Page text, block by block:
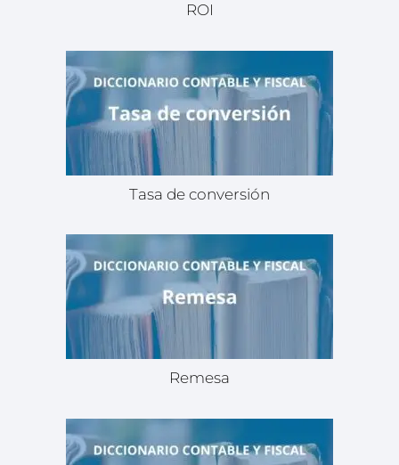
ROI
Tasa de conversión
Remesa